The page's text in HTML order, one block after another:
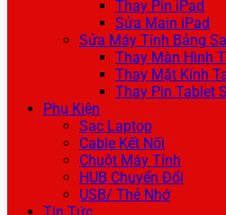
Thay Pin iPad
Sửa Main iPad
Sửa Máy Tính Bảng
Thay Màn Hình
Thay Mặt Kính
Thay Pin Tablet
Phụ Kiện
Sạc Laptop
Cable Kết Nối
Chuột Máy Tính
HUB Chuyển Đổi
USB/ Thẻ Nhớ